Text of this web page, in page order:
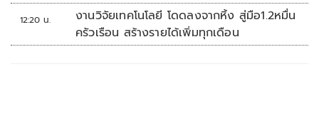
12:20 น.
งานวิจัยเทคโนโลยี โดดลงจากหิ้ง สู่มือ1.2หมื่น
ครัวเรือน สร้างรายได้เพิ่มทุกเดือน